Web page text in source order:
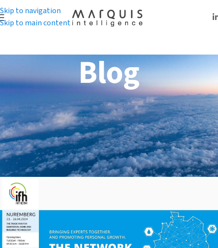
Skip to navigation
Skip to main content
Blog
BLOG
SAJAM IFH/INTHERM
2024 U NIRNBERGU
Marquis Intelligence timObavljeno: 28. april 2024.